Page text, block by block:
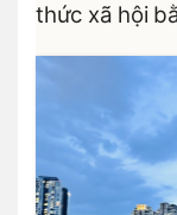
thức xã hội